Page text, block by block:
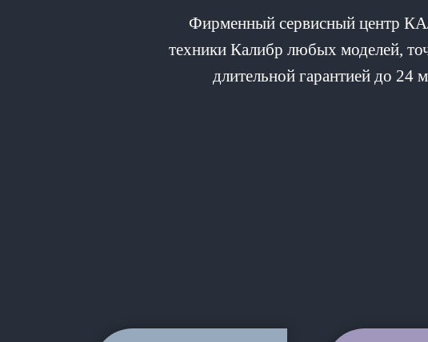
Фирменный сервисный центр
техники Калибр любых моделей,
длительной гарантией до 24